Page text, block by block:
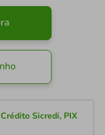
Sicredi, PIX